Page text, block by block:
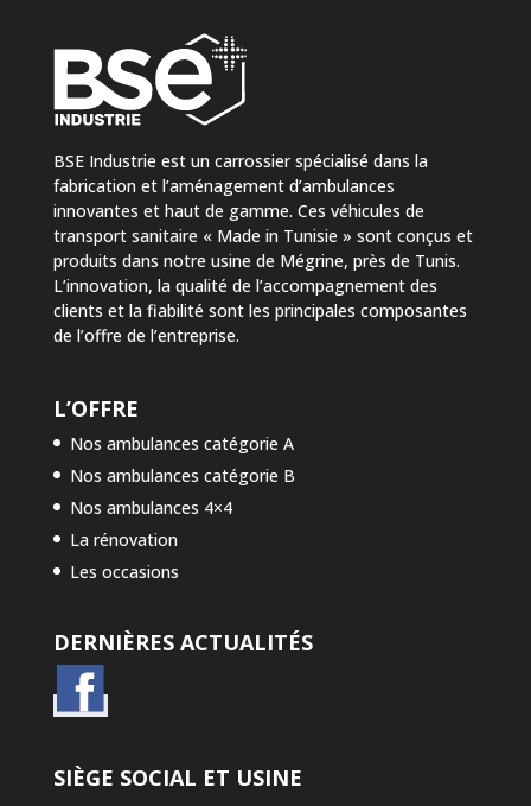
BSE Industrie est un carrossier spécialisé dans la
fabrication et l’aménagement d’ambulances
innovantes et haut de gamme. Ces véhicules de
transport sanitaire « Made in Tunisie » sont conçus et
produits dans notre usine de Mégrine, près de Tunis.
L’innovation, la qualité de l’accompagnement des
clients et la fiabilité sont les principales composantes
de l’offre de l’entreprise.
L’OFFRE
Nos ambulances catégorie A
Nos ambulances catégorie B
Nos ambulances 4×4
La rénovation
Les occasions
DERNIÈRES ACTUALITÉS
SIÈGE SOCIAL ET USINE